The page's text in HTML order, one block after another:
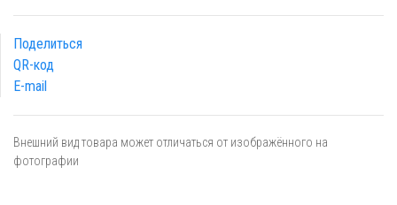
Поделиться
QR-код
E-mail
Внешний вид товара может отличаться от изображённого на
фотографии